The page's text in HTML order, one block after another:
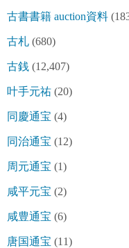
古書書籍 auction資料
古札 (680)
古銭 (12,407)
叶手元祐 (20)
同慶通宝 (4)
同治通宝 (12)
周元通宝 (1)
咸平元宝 (2)
咸豊通宝 (6)
唐国通宝 (11)